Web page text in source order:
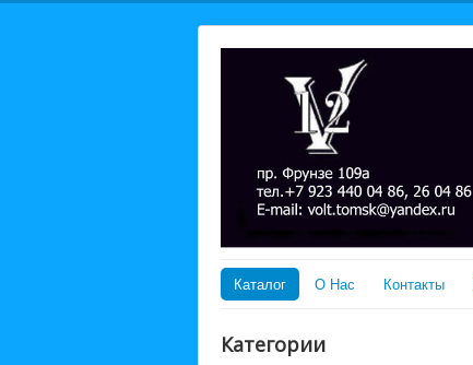
Каталог О Нас Контакты
Категории